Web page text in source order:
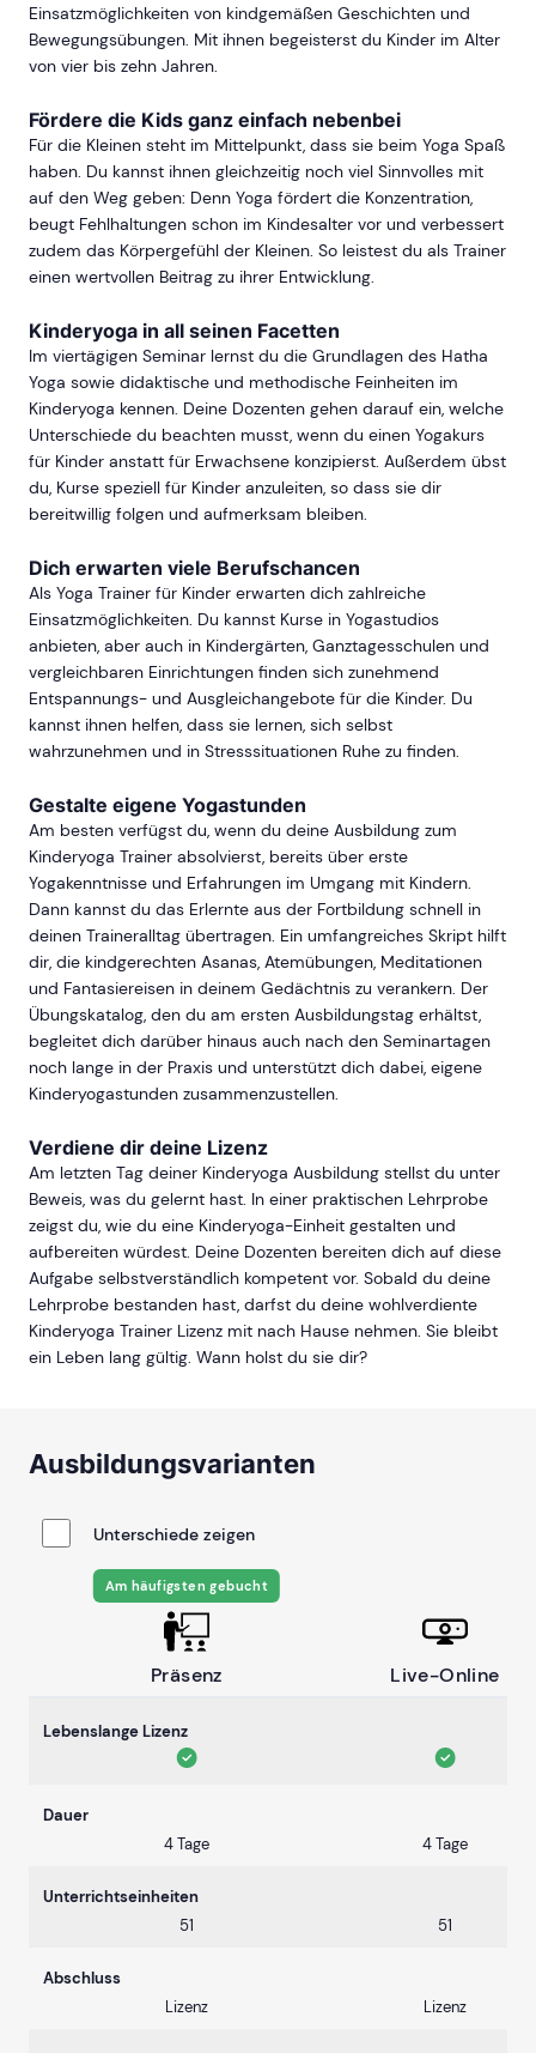
Einsatzmöglichkeiten von kindgemäßen Geschichten und
Bewegungsübungen. Mit ihnen begeisterst du Kinder im Alter
von vier bis zehn Jahren.
Fördere die Kids ganz einfach nebenbei
Für die Kleinen steht im Mittelpunkt, dass sie beim Yoga Spaß
haben. Du kannst ihnen gleichzeitig noch viel Sinnvolles mit
auf den Weg geben: Denn Yoga fördert die Konzentration,
beugt Fehlhaltungen schon im Kindesalter vor und verbessert
zudem das Körpergefühl der Kleinen. So leistest du als Trainer
einen wertvollen Beitrag zu ihrer Entwicklung.
Kinderyoga in all seinen Facetten
Im viertägigen Seminar lernst du die Grundlagen des Hatha
Yoga sowie didaktische und methodische Feinheiten im
Kinderyoga kennen. Deine Dozenten gehen darauf ein, welche
Unterschiede du beachten musst, wenn du einen Yogakurs
für Kinder anstatt für Erwachsene konzipierst. Außerdem übst
du, Kurse speziell für Kinder anzuleiten, so dass sie dir
bereitwillig folgen und aufmerksam bleiben.
Dich erwarten viele Berufschancen
Als Yoga Trainer für Kinder erwarten dich zahlreiche
Einsatzmöglichkeiten. Du kannst Kurse in Yogastudios
anbieten, aber auch in Kindergärten, Ganztagesschulen und
vergleichbaren Einrichtungen finden sich zunehmend
Entspannungs- und Ausgleichangebote für die Kinder. Du
kannst ihnen helfen, dass sie lernen, sich selbst
wahrzunehmen und in Stresssituationen Ruhe zu finden.
Gestalte eigene Yogastunden
Am besten verfügst du, wenn du deine Ausbildung zum
Kinderyoga Trainer absolvierst, bereits über erste
Yogakenntnisse und Erfahrungen im Umgang mit Kindern.
Dann kannst du das Erlernte aus der Fortbildung schnell in
deinen Traineralltag übertragen. Ein umfangreiches Skript hilft
dir, die kindgerechten Asanas, Atemübungen, Meditationen
und Fantasiereisen in deinem Gedächtnis zu verankern. Der
Übungskatalog, den du am ersten Ausbildungstag erhältst,
begleitet dich darüber hinaus auch nach den Seminartagen
noch lange in der Praxis und unterstützt dich dabei, eigene
Kinderyogastunden zusammenzustellen.
Verdiene dir deine Lizenz
Am letzten Tag deiner Kinderyoga Ausbildung stellst du unter
Beweis, was du gelernt hast. In einer praktischen Lehrprobe
zeigst du, wie du eine Kinderyoga-Einheit gestalten und
aufbereiten würdest. Deine Dozenten bereiten dich auf diese
Aufgabe selbstverständlich kompetent vor. Sobald du deine
Lehrprobe bestanden hast, darfst du deine wohlverdiente
Kinderyoga Trainer Lizenz mit nach Hause nehmen. Sie bleibt
ein Leben lang gültig. Wann holst du sie dir?
Ausbildungsvarianten
Unterschiede zeigen
Präsenz
Am häufigsten gebucht
Live-Online
Lebenslange Lizenz
Dauer
4 Tage
4 Tage
Unterrichtseinheiten
51
51
Abschluss
Lizenz
Lizenz